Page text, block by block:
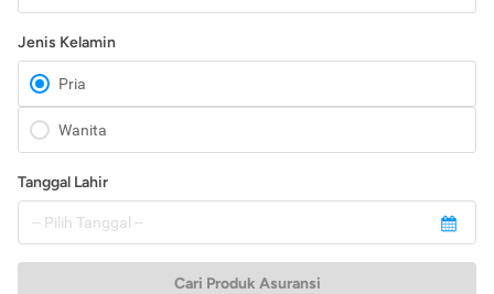
Jenis Kelamin
Pria
Wanita
Tanggal Lahir
Cari Produk Asuransi